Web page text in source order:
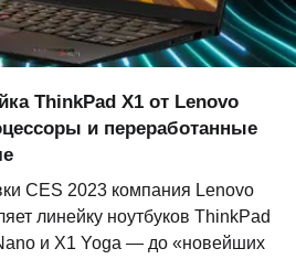
ThinkPad X1 от Lenovo
и переработанные
CES 2023 компания Lenovo
линейку ноутбуков ThinkPad
и X1 Yoga — до «новейших